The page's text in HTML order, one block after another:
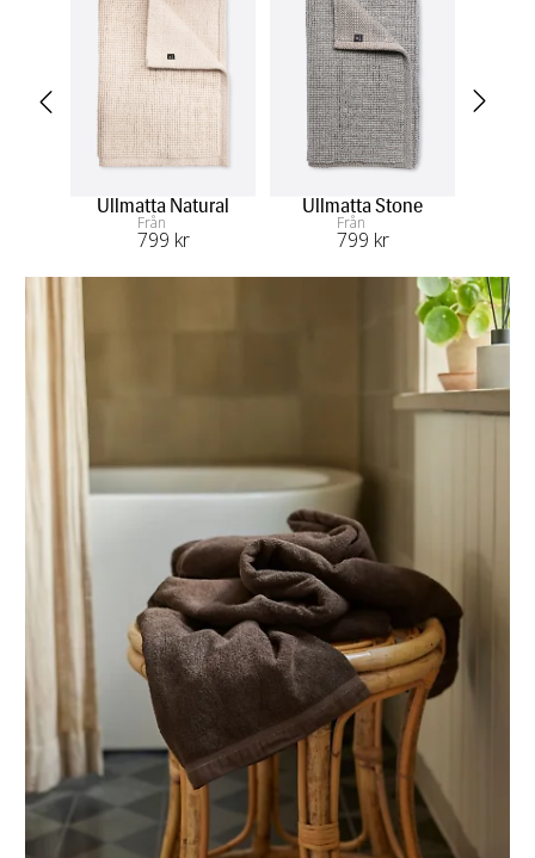
Ullmatta Natural
Från
799 kr
Ullmatta Stone
Från
799 kr